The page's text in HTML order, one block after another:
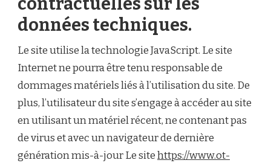
données techniques.
Le site utilise la technologie JavaScript. Le site
Internet ne pourra être tenu responsable de
dommages matériels liés à l’utilisation du site. De
plus, l’utilisateur du site s’engage à accéder au site
en utilisant un matériel récent, ne contenant pas
de virus et avec un navigateur de dernière
génération mis-à-jour Le sitehttps://www.ot-